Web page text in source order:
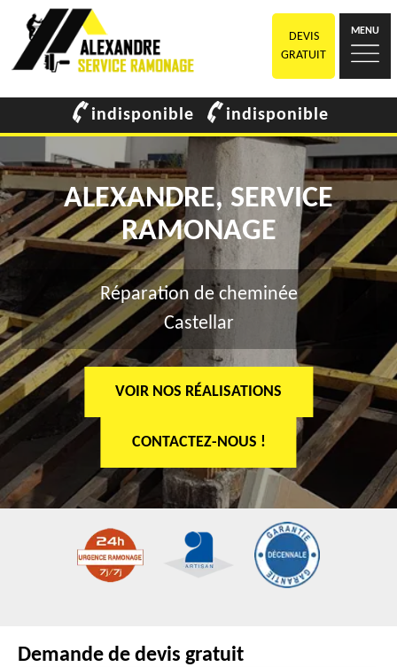
DEVIS
GRATUIT
MENU
indisponible indisponible
ALEXANDRE, SERVICE
RAMONAGE
Réparation de cheminée
Castellar
VOIR NOS RÉALISATIONS
CONTACTEZ-NOUS !
Demande de devis gratuit